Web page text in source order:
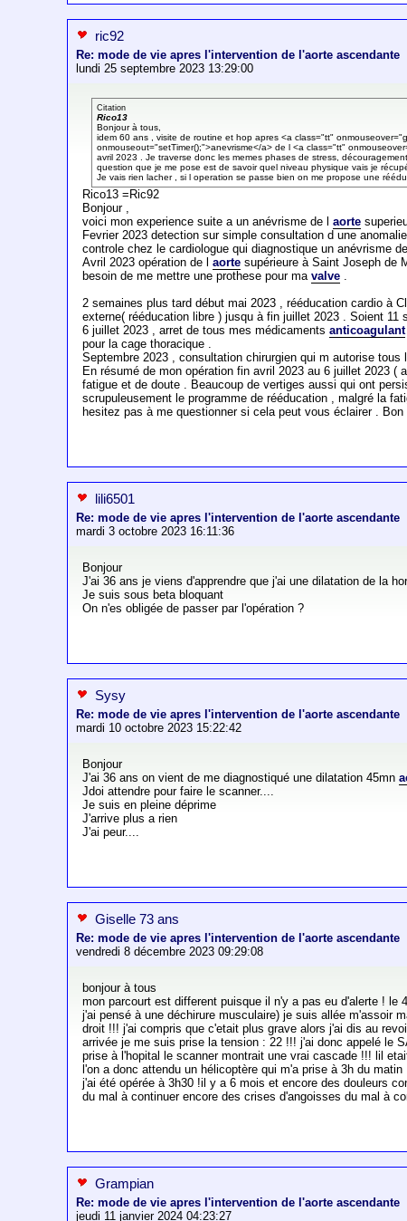
ric92
Re: mode de vie apres l'intervention de l'aorte ascendante
lundi 25 septembre 2023 13:29:00
Citation
Rico13
Bonjour à tous,
idem 60 ans , visite de routine et hop apres <a class="tt"
onmouseout="setTimer();">anevrisme</a> de l <a class="tt"
avril 2023 . Je traverse donc les memes phases de stress,
question que je me pose est de savoir quel niveau physique vais je
Je vais rien lacher , si l operation se passe bien on me propose une
Rico13 =Ric92
Bonjour ,
voici mon experience suite a un anévrisme de laorte
Fevrier 2023 detection sur simple consultation d une
controle chez le cardiologue qui diagnostique un anévrisme
Avril 2023 opération de laorte supérieure à Saint Joseph de
besoin de me mettre une prothese pour mavalve .
2 semaines plus tard début mai 2023 , rééducation cardio à
externe( rééducation libre ) jusqu à fin juillet 2023 . Soient
6 juillet 2023 , arret de tous mes médicamentsanticoagulant
pour la cage thoracique .
Septembre 2023 , consultation chirurgien qui m autorise
En résumé de mon opération fin avril 2023 au 6 juillet 2023
fatigue et de doute . Beaucoup de vertiges aussi qui ont
scrupuleusement le programme de rééducation , malgré la
hesitez pas à me questionner si cela peut vous éclairer .
lili6501
Re: mode de vie apres l'intervention de l'aorte ascendante
mardi 3 octobre 2023 16:11:36
Bonjour
J'ai 36 ans je viens d'apprendre que j'ai une dilatation de la
Je suis sous beta bloquant
On n'es obligée de passer par l'opération ?
Sysy
Re: mode de vie apres l'intervention de l'aorte ascendante
mardi 10 octobre 2023 15:22:42
Bonjour
J'ai 36 ans on vient de me diagnostiqué une dilatation 45mn
Jdoi attendre pour faire le scanner....
Je suis en pleine déprime
J'arrive plus a rien
J'ai peur....
Giselle 73 ans
Re: mode de vie apres l'intervention de l'aorte ascendante
vendredi 8 décembre 2023 09:29:08
bonjour à tous
mon parcourt est different puisque il n'y a pas eu d'alerte !
j'ai pensé à une déchirure musculaire) je suis allée m'assoir
droit !!! j'ai compris que c'etait plus grave alors j'ai dis au
arrivée je me suis prise la tension : 22 !!! j'ai donc appelé le
prise à l'hopital le scanner montrait une vrai cascade !!! lil
l'on a donc attendu un hélicoptère qui m'a prise à 3h du matin
j'ai été opérée à 3h30 !il y a 6 mois et encore des douleurs
du mal à continuer encore des crises d'angoisses du mal à
Grampian
Re: mode de vie apres l'intervention de l'aorte ascendante
jeudi 11 janvier 2024 04:23:27